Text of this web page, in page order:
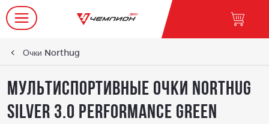
Очки Northug
Мультиспортивные очки NORTHUG
SILVER 3.0 Performance Green